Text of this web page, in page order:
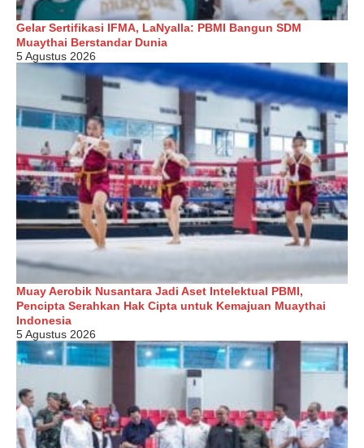
Gelar Sertifikasi IFMA, LaNyalla: PBMI Bangun SDM
Muaythai Berstandar Dunia
5 Agustus 2026
Muay Aerobik Nusantara Jadi Aset Intelektual PBMI,
Pencipta Serahkan Hak Cipta untuk Kemajuan Muaythai
Indonesia
5 Agustus 2026